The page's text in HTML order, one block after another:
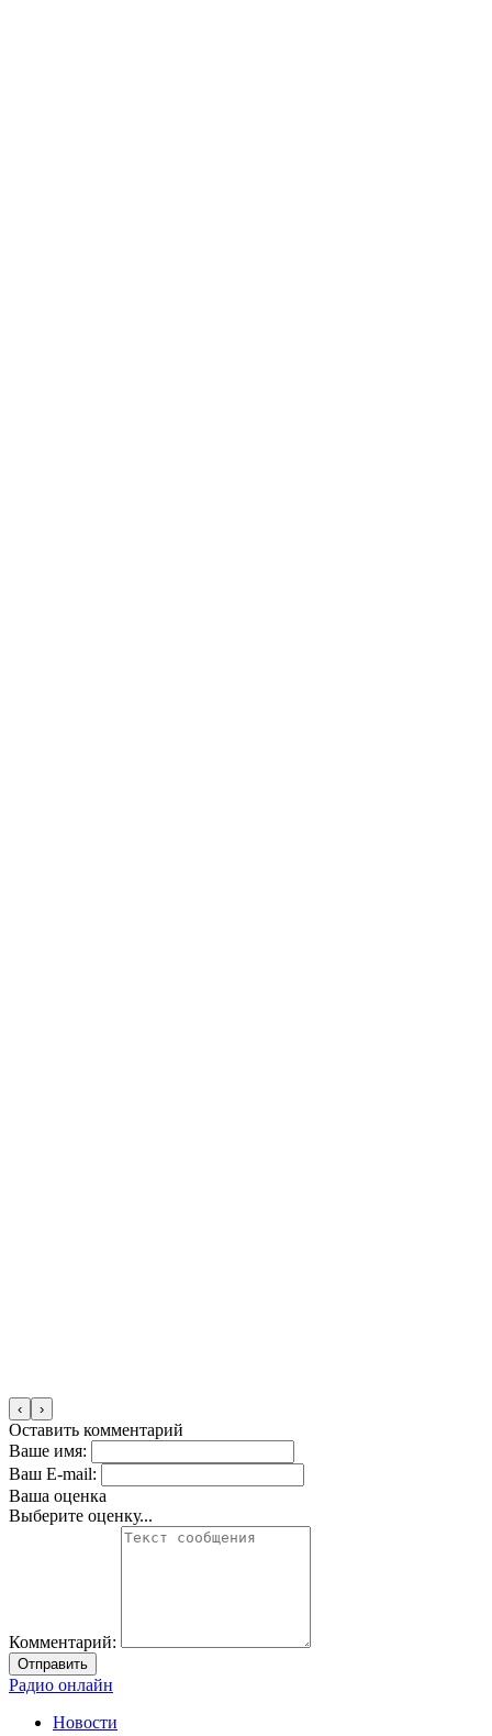
‹ ›
Оставить комментарий
Ваше имя:
Ваш E-mail:
Ваша оценка
Выберите оценку...
Комментарий:
Отправить
Радио онлайн
Новости